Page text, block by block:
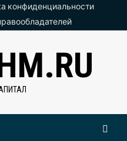
конфиденциальности